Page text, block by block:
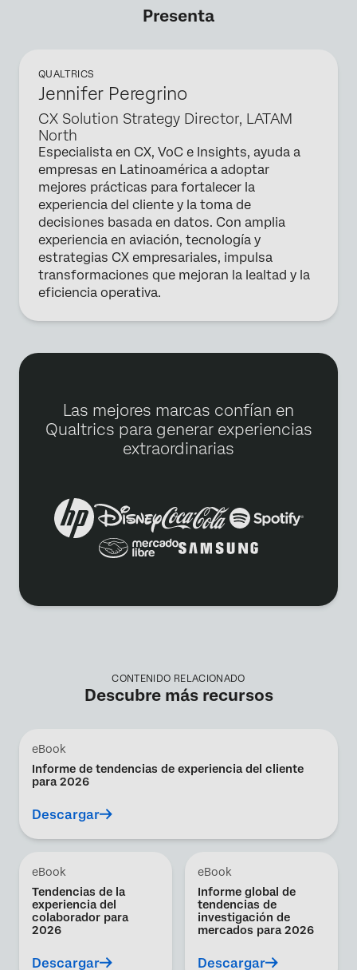
Presenta
QUALTRICS
Jennifer Peregrino
CX Solution Strategy Director, LATAM
North
Especialista en CX, VoC e Insights, ayuda a
empresas en Latinoamérica a adoptar
mejores prácticas para fortalecer la
experiencia del cliente y la toma de
decisiones basada en datos. Con amplia
experiencia en aviación, tecnología y
estrategias CX empresariales, impulsa
transformaciones que mejoran la lealtad y la
eficiencia operativa.
Las mejores marcas confían en
Qualtrics para generar experiencias
extraordinarias
CONTENIDO RELACIONADO
Descubre más recursos
eBook
Informe de tendencias de experiencia del cliente
para 2026
Descargar
eBook
Tendencias de la
experiencia del
colaborador para
2026
Descargar
eBook
Informe global de
tendencias de
investigación de
mercados para 2026
Descargar